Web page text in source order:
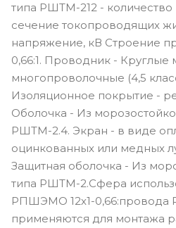
типа РШТМ-212 -
сечение токопроводящих
напряжение, кВ Строение
0,66:1. Проводник - Круглые
многопроволочные (4,5
Изоляционное покрытие -
Оболочка - Из
РШТМ-2.4. Экран - в виде
оцинкованных или медных
Защитная оболочка - Из
типа РШТМ-2.Сфера
РПШЭМО 12х1-0,66:провода
применяются для монтажа